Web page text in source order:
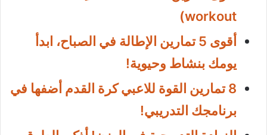
workout)
أقوى 5 تمارين الإطالة في الصباح، ابدأ
يومك بنشاط وحيوية!
8 تمارين القوة للاعبي كرة القدم أضفها في
برنامجك التدريبي!